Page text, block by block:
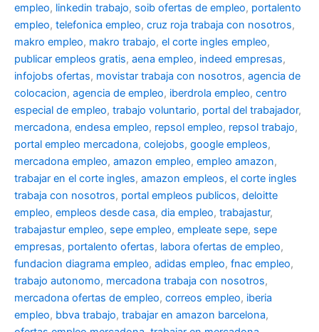
empleo, linkedin trabajo, soib ofertas de empleo, portalento
empleo, telefonica empleo, cruz roja trabaja con nosotros,
makro empleo, makro trabajo, el corte ingles empleo,
publicar empleos gratis, aena empleo, indeed empresas,
infojobs ofertas, movistar trabaja con nosotros, agencia de
colocacion, agencia de empleo, iberdrola empleo, centro
especial de empleo, trabajo voluntario, portal del trabajador,
mercadona, endesa empleo, repsol empleo, repsol trabajo,
portal empleo mercadona, colejobs, google empleos,
mercadona empleo, amazon empleo, empleo amazon,
trabajar en el corte ingles, amazon empleos, el corte ingles
trabaja con nosotros, portal empleos publicos, deloitte
empleo, empleos desde casa, dia empleo, trabajastur,
trabajastur empleo, sepe empleo, empleate sepe, sepe
empresas, portalento ofertas, labora ofertas de empleo,
fundacion diagrama empleo, adidas empleo, fnac empleo,
trabajo autonomo, mercadona trabaja con nosotros,
mercadona ofertas de empleo, correos empleo, iberia
empleo, bbva trabajo, trabajar en amazon barcelona,